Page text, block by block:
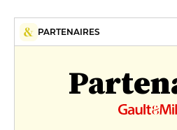
PARTENAIRES